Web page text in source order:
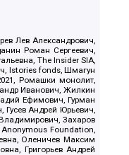
Лев Александрович,
Роман Сергеевич,
The Insider SIA,
Istories fonds, Шмагун
Ромашки монолит,
Иванович, Жилкин
Ефимович, Гурман
Андрей Юрьевич,
Захаров
Foundation,
Оленичев Максим
Григорьев Андрей